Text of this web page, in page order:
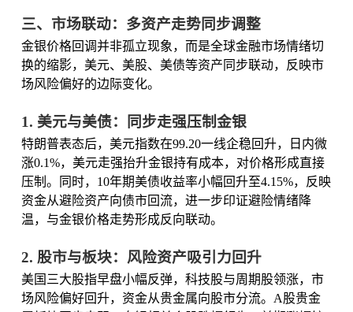
三、市场联动：多资产走势同步调整
金银价格回调并非孤立现象，而是全球金融市场情绪切
换的缩影，美元、美股、美债等资产同步联动，反映市
场风险偏好的边际变化。
1. 美元与美债：同步走强压制金银
特朗普表态后，美元指数在99.20一线企稳回升，日内微
涨0.1%，美元走强抬升金银持有成本，对价格形成直接
压制。同时，10年期美债收益率小幅回升至4.15%，反映
资金从避险资产向债市回流，进一步印证避险情绪降
温，与金银价格走势形成反向联动。
2. 股市与板块：风险资产吸引力回升
美国三大股指早盘小幅反弹，科技股与周期股领涨，市
场风险偏好回升，资金从贵金属向股市分流。A股贵金